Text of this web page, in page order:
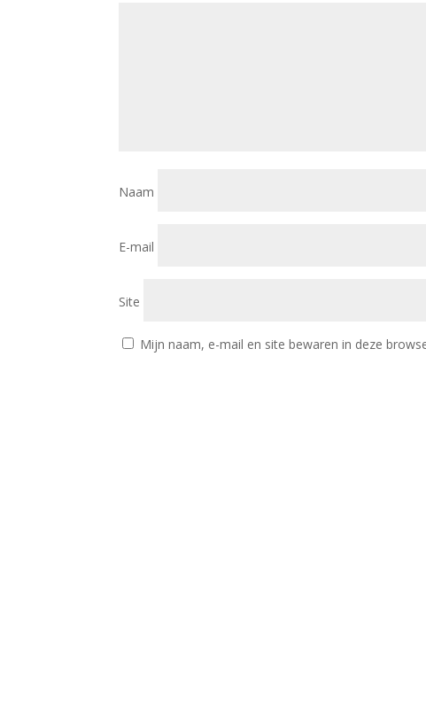
Naam
E-mail
Site
Mijn naam, e-mail en site bewaren in deze